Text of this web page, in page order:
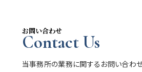
お問い合わせ
Contact Us
当事務所の業務に関するお問い合わせ